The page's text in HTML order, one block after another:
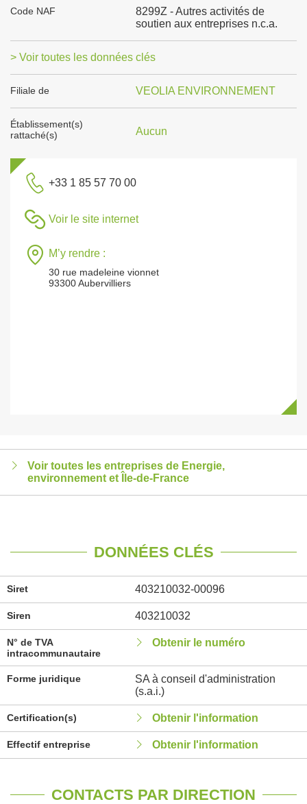
Code NAF
8299Z - Autres activités de
soutien aux entreprises n.c.a.
> Voir toutes les données clés
Filiale de VEOLIA ENVIRONNEMENT
Établissement(s)
rattaché(s)
Aucun
+33 1 85 57 70 00
Voir le site internet
M’y rendre :
30 rue madeleine vionnet
93300 Aubervilliers
Voir toutes les entreprises de Energie,
environnement et Île-de-France
DONNÉES CLÉS
Siret 403210032-00096
Siren 403210032
N° de TVA
intracommunautaire
Obtenir le numéro
Forme juridique
SA à conseil d'administration
(s.a.i.)
Certification(s) Obtenir l'information
Effectif entreprise Obtenir l'information
CONTACTS PAR DIRECTION